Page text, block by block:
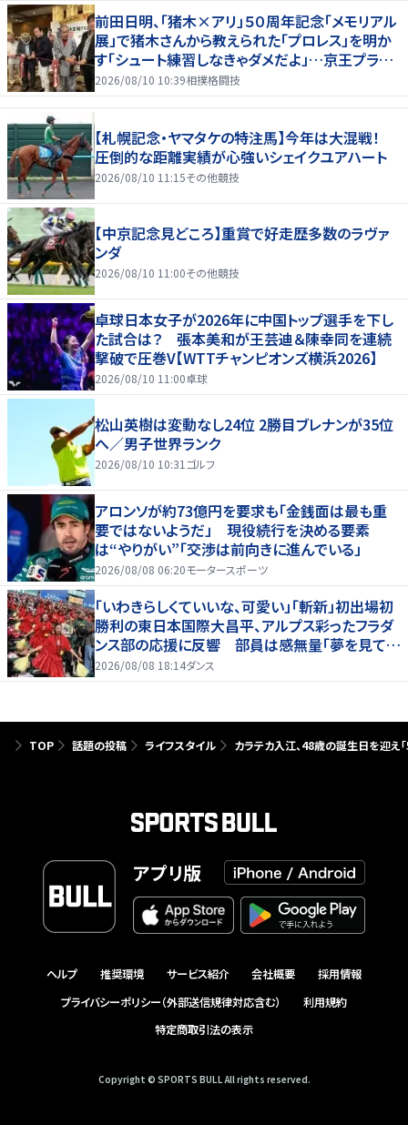
前田日明、「猪木×アリ」５０周年記念「メモリアル
展」で猪木さんから教えられた「プロレス」を明か
す「シュート練習しなきゃダメだよ」…京王プラザ
ホテルで３１日まで
2026/08/10 10:39相撲格闘技
【札幌記念・ヤマタケの特注馬】今年は大混戦！
圧倒的な距離実績が心強いシェイクユアハート
2026/08/10 11:15その他競技
【中京記念見どころ】重賞で好走歴多数のラヴァ
ンダ
2026/08/10 11:00その他競技
卓球日本女子が2026年に中国トップ選手を下し
た試合は？ 張本美和が王芸迪＆陳幸同を連続
撃破で圧巻V【WTTチャンピオンズ横浜2026】
2026/08/10 11:00卓球
松山英樹は変動なし24位 2勝目ブレナンが35位
へ／男子世界ランク
2026/08/10 10:31 ゴルフ
アロンソが約73億円を要求も「金銭面は最も重
要ではないようだ」 現役続行を決める要素
は“やりがい”「交渉は前向きに進んでいる」
2026/08/08 06:20モータースポーツ
「いわきらしくていいな、可愛い」「斬新」初出場初
勝利の東日本国際大昌平、アルプス彩ったフラダ
ンス部の応援に反響 部員は感無量「夢を見てい
るよう」
2026/08/08 18:14ダンス
TOP 話題の投稿 ライフスタイル カラテカ入江、48歳の誕生日を迎え
アプリ版
ヘルプ 推奨環境 サービス紹介 会社概要
採用情報
プライバシーポリシー（外部送信規律対応含む）
利用規約
特定商取引法の表示
Copyright © SPORTS BULL All rights reserved.